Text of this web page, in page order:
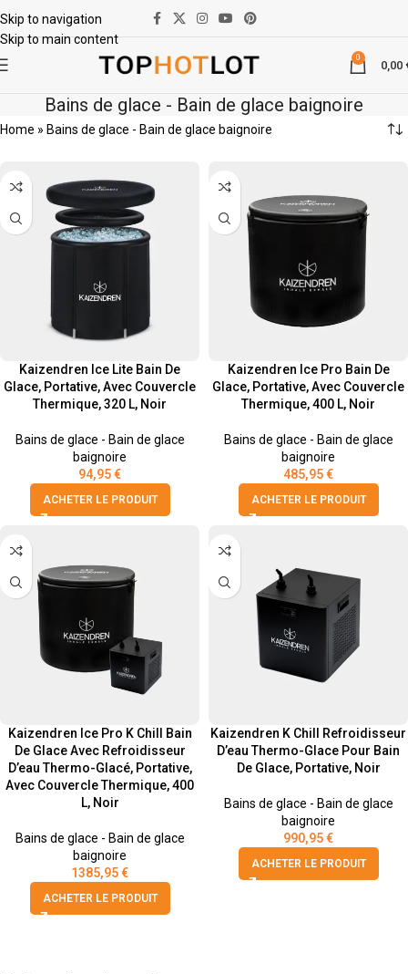
Skip to navigation
Skip to main content
0
0,00
Bains de glace - Bain de glace baignoire
Home » Bains de glace - Bain de glace baignoire
Kaizendren Ice Lite Bain De
Glace, Portative, Avec Couvercle
Thermique, 320 L, Noir
Bains de glace - Bain de glace
baignoire
94,95€
ACHETER LE PRODUIT
Kaizendren Ice Pro Bain De
Glace, Portative, Avec Couvercle
Thermique, 400 L, Noir
Bains de glace - Bain de glace
baignoire
485,95€
ACHETER LE PRODUIT
Kaizendren Ice Pro K Chill Bain
De Glace Avec Refroidisseur
D’eau Thermo-Glacé, Portative,
Avec Couvercle Thermique, 400
L, Noir
Bains de glace - Bain de glace
baignoire
1385,95€
ACHETER LE PRODUIT
Kaizendren K Chill Refroidisseur
D’eau Thermo-Glace Pour Bain
De Glace, Portative, Noir
Bains de glace - Bain de glace
baignoire
990,95€
ACHETER LE PRODUIT